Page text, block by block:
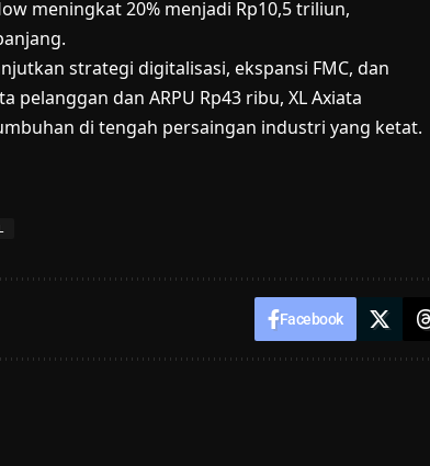
meningkat 20% menjadi Rp10,5 triliun,
strategi digitalisasi, ekspansi FMC, dan
pelanggan dan ARPU Rp43 ribu, XL Axiata
di tengah persaingan industri yang ketat.
Facebook